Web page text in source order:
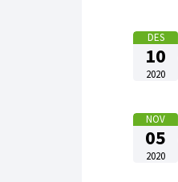
DES
10
2020
NOV
05
2020